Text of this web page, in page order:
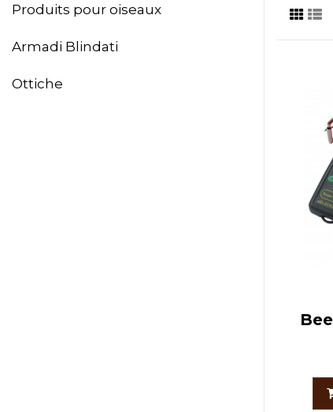
Produits pour oiseaux
Armadi Blindati
Ottiche